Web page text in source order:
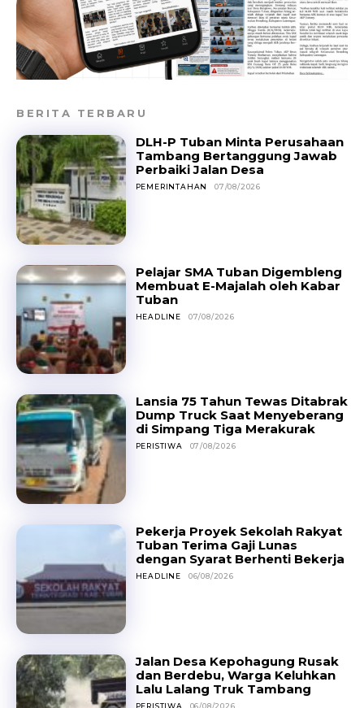
BERITA TERBARU
DLH-P Tuban Minta Perusahaan
Tambang Bertanggung Jawab
Perbaiki Jalan Desa
PEMERINTAHAN 07/08/2026
Pelajar SMA Tuban Digembleng
Membuat E-Majalah oleh Kabar
Tuban
HEADLINE 07/08/2026
Lansia 75 Tahun Tewas Ditabrak
Dump Truck Saat Menyeberang
di Simpang Tiga Merakurak
PERISTIWA 07/08/2026
Pekerja Proyek Sekolah Rakyat
Tuban Terima Gaji Lunas
dengan Syarat Berhenti Bekerja
HEADLINE 06/08/2026
Jalan Desa Kepohagung Rusak
dan Berdebu, Warga Keluhkan
Lalu Lalang Truk Tambang
PERISTIWA 06/08/2026